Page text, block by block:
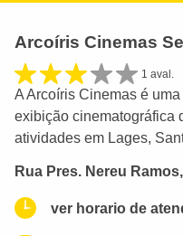
Arcoíris Cinemas
1 aval.
A Arcoíris Cinemas é
exibição cinematográfica
atividades em Lages,
Rua Pres. Nereu
ver horario de